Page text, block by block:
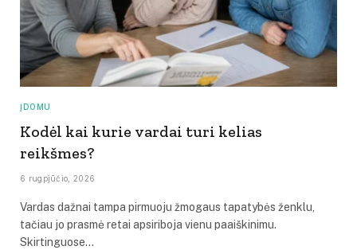
ĮDOMU
Kodėl kai kurie vardai turi kelias
reikšmes?
6 rugpjūčio, 2026
Vardas dažnai tampa pirmuoju žmogaus tapatybės ženklu,
tačiau jo prasmė retai apsiriboja vienu paaiškinimu.
Skirtinguose…